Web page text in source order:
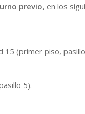
previo, en los
(primer piso,
5).